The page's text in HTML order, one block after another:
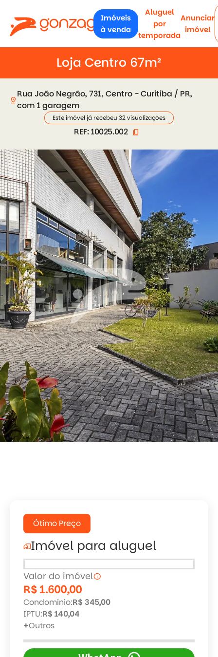
Imóveis
à venda
Aluguel
por
temporada
Anunciar
imóvel
Loja Centro 67m²
pin_drop
Rua João Negrão, 731, Centro - Curitiba / PR,
com 1 garagem
Este imóvel já recebeu 32 visualizações
REF: 10025.002 content_copy
Ótimo Preço
home_workImóvel para aluguel
Valor do imóvelinfo
R$ 1.600,00
Condomínio:R$ 345,00
IPTU:R$ 140,04
+Outros